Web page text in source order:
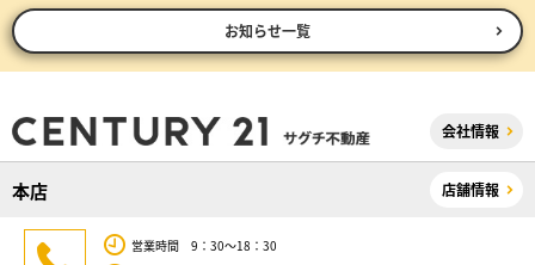
お知らせ一覧
会社情報
本店 店舗情報
営業時間 9：30～18：30